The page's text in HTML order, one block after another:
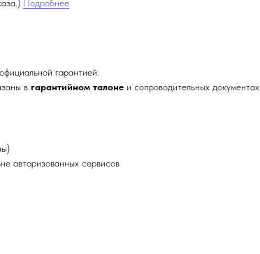
Подробнее
гарантией.
в гарантийном талоне и сопроводительных документах.
авторизованных сервисов